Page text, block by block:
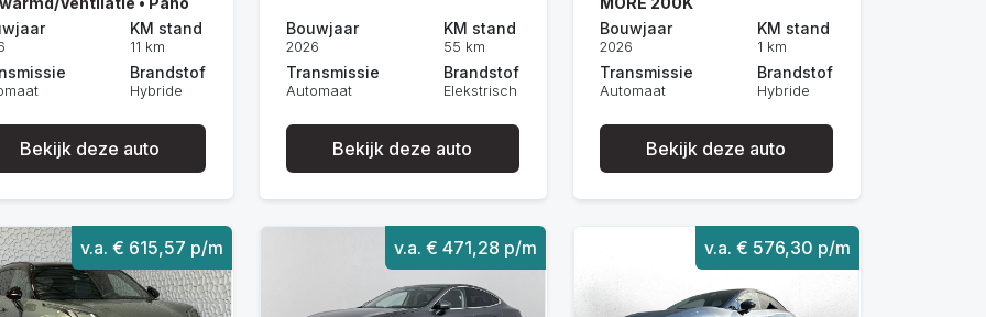
KM stand
11 km
Brandstof
Hybride
Bekijk deze auto
Bouwjaar
2026
Transmissie
Automaat
KM stand
55 km
Brandstof
Elekstrisch
Bekijk deze auto
Bouwjaar
2026
Transmissie
Automaat
KM stand
1 km
Brandstof
Hybride
Bekijk deze auto
v.a. € 615,57 p/m v.a. € 471,28 p/m v.a. € 576,30 p/m